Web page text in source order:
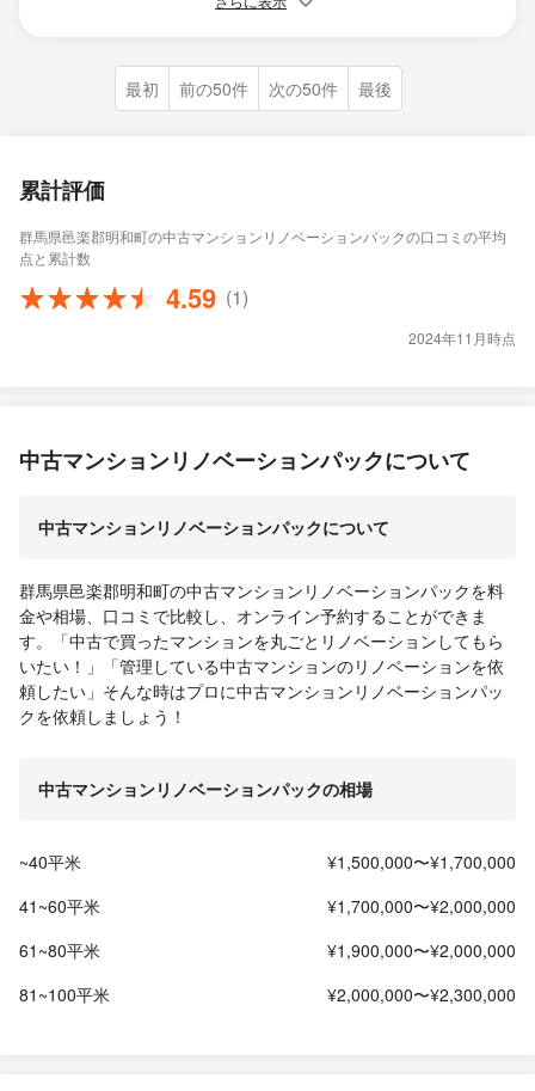
最初 前の50件 次の50件 最後
累計評価
群馬県邑楽郡明和町の中古マンションリノベーションパックの口コミの平均
点と累計数
4.59 (1)
2024年11月時点
中古マンションリノベーションパックについて
中古マンションリノベーションパックについて
群馬県邑楽郡明和町の中古マンションリノベーションパックを料
金や相場、口コミで比較し、オンライン予約することができま
す。「中古で買ったマンションを丸ごとリノベーションしてもら
いたい！」「管理している中古マンションのリノベーションを依
頼したい」そんな時はプロに中古マンションリノベーションパッ
クを依頼しましょう！
中古マンションリノベーションパックの相場
~40平米
¥1,500,000〜¥1,700,000
41~60平米
¥1,700,000〜¥2,000,000
61~80平米
¥1,900,000〜¥2,000,000
81~100平米
¥2,000,000〜¥2,300,000